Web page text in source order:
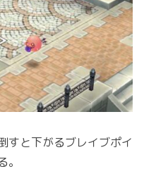
すと下がるブレイブポイ